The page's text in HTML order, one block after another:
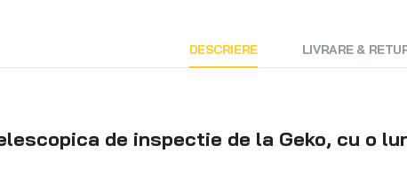
DESCRIERE LIVRARE &
de inspectie de la Geko, cu o